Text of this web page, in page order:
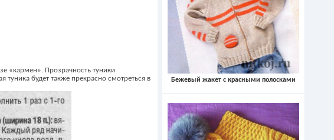
Бежевый жакет с красными полосками
«кармен». Прозрачность туники
туника будет также прекрасно смотреться в